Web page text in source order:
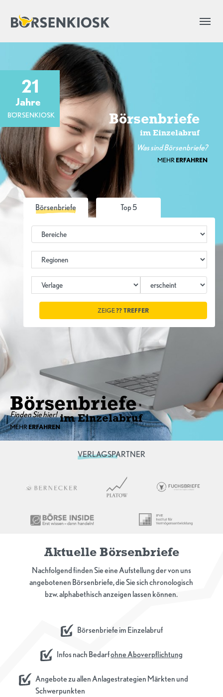
Börsenbriefe
im Einzelabruf
Was sind Börsenbriefe?
MEHR ERFAHREN
Börsenbriefe Top 5
ZEIGE?? TREFFER
Börsenbriefe
im Einzelabruf
Finden Sie hier!
MEHRERFAHREN
21
Jahre
BÖRSENKIOSK
VERLAGSPARTNER
Aktuelle Börsenbriefe
Nachfolgend finden Sie eine Aufstellung der von uns
angebotenen Börsenbriefe, die Sie sich chronologisch
bzw. alphabethisch anzeigen lassen können.
Börsenbriefe im Einzelabruf
Infos nach Bedarfohne Aboverpflichtung
Angebote zu allen Anlagestrategien Märkten und
Schwerpunkten